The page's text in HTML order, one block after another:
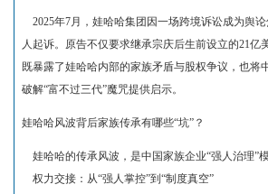
2025年7月，娃哈哈集团因一场跨境诉讼成为舆
人起诉。原告不仅要求继承宗庆后生前设立的21
既暴露了娃哈哈内部的家族矛盾与股权争议，也
破解“富不过三代”魔咒提供启示。
娃哈哈风波背后家族传承有哪些“坑”？
娃哈哈的传承风波，是中国家族企业“强人治理”
权力交接：从“强人掌控”到“制度真空”